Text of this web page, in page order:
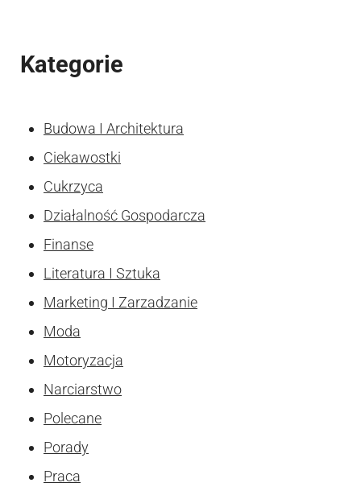
Kategorie
Budowa I Architektura
Ciekawostki
Cukrzyca
Działalność Gospodarcza
Finanse
Literatura I Sztuka
Marketing I Zarzadzanie
Moda
Motoryzacja
Narciarstwo
Polecane
Porady
Praca